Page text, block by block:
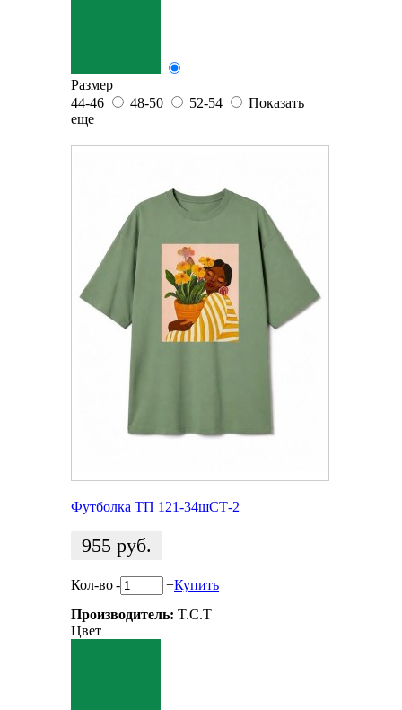
Размер
44-46
48-50 52-54
Показать
еще
Футболка ТП 121-34шСТ-2
955 руб.
Кол-во- +Купить
Производитель: T.C.T
Цвет